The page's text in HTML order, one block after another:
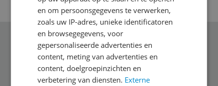
Schrijf je in voor onze nieuwsbrief
en om persoonsgegevens te verwerken,
zoals uw IP-adres, unieke identificatoren
en browsegegevens, voor
gepersonaliseerde advertenties en
content, meting van advertenties en
content, doelgroepinzichten en
verbetering van diensten. Externe